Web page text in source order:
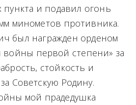
и подавил огонь
минометов противника.
был награжден орденом
войны первой степени» за
стойкость и
Советскую Родину.
мой прадедушка